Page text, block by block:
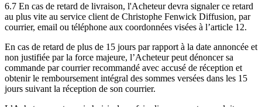
6.7 En cas de retard de livraison, l'Acheteur devra signaler ce retard
au plus vite au service client de Christophe Fenwick Diffusion, par
courrier, email ou téléphone aux coordonnées visées à l’article 12.
En cas de retard de plus de 15 jours par rapport à la date annoncée et
non justifiée par la force majeure, l’Acheteur peut dénoncer sa
commande par courrier recommandé avec accusé de réception et
obtenir le remboursement intégral des sommes versées dans les 15
jours suivant la réception de son courrier.